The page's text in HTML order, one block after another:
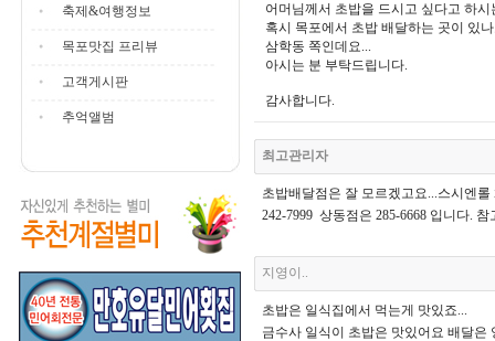
축제&여행정보
목포맛집 프리뷰
고객게시판
추억앨범
어머님께서 초밥을 드시고 싶다고 하
혹시 목포에서 초밥 배달하는 곳이 있나
삼학동 쪽인데요...
아시는 분 부탁드립니다.
감사합니다.
최고관리자
초밥배달점은 잘 모르겠고요...스시엔
242-7999 상동점은 285-6668 입니다. 참
지영이..
초밥은 일식집에서 먹는게 맛있죠...
금수사 일식이 초밥은 맛있어요 배달은